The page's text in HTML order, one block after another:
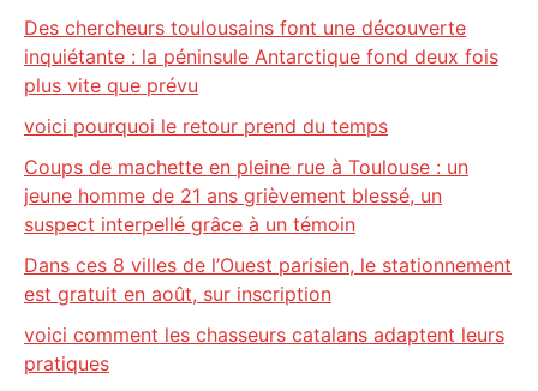
Des chercheurs toulousains font une découverte
inquiétante : la péninsule Antarctique fond deux fois
plus vite que prévu
voici pourquoi le retour prend du temps
Coups de machette en pleine rue à Toulouse : un
jeune homme de 21 ans grièvement blessé, un
suspect interpellé grâce à un témoin
Dans ces 8 villes de l’Ouest parisien, le stationnement
est gratuit en août, sur inscription
voici comment les chasseurs catalans adaptent leurs
pratiques